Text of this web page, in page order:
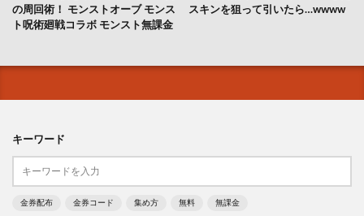
の周回術！ モンストオーブ モンス
ト呪術廻戦コラボ モンスト無課金
スキンを狙って引いたら…wwww
キーワード
金券配布 金券コード 集め方 無料 無課金